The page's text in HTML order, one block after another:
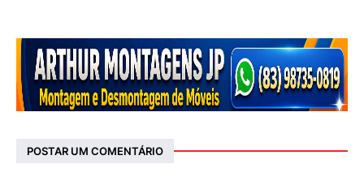
POSTAR UM COMENTÁRIO